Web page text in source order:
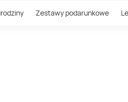
Zestawy podarunkowe